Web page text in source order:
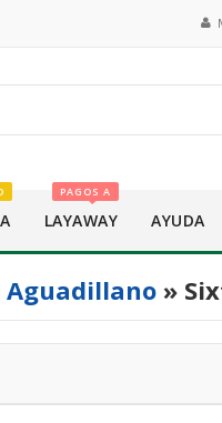
LAYAWAY
PAGOS A
AYUDA
Aguadillano »